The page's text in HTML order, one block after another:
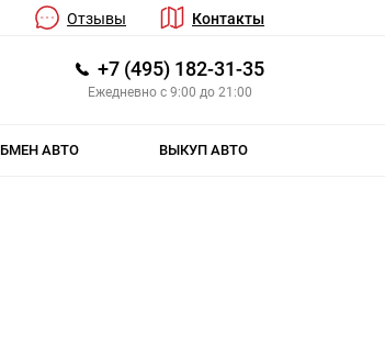
Отзывы Контакты
+7 (495) 182-31-35
Ежедневно с 9:00 до 21:00
АВТО ВЫКУП АВТО